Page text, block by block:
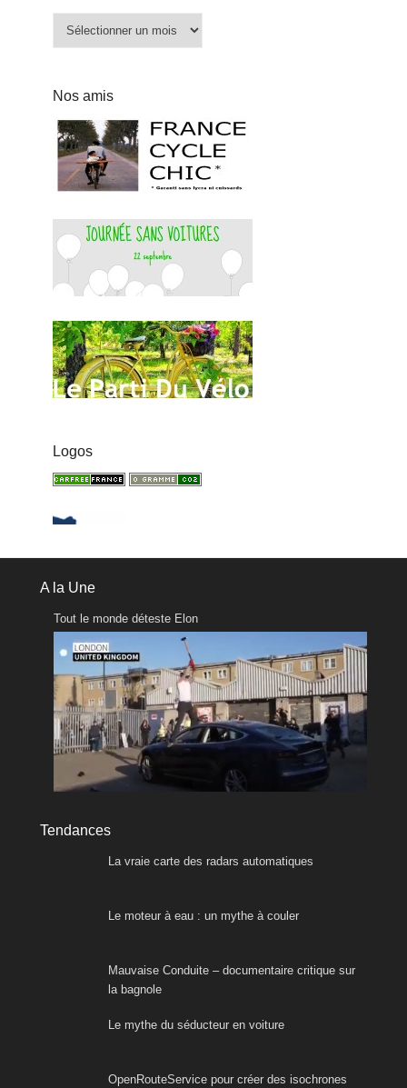
Nos amis
Logos
A la Une
Tout le monde déteste Elon
Tendances
La vraie carte des radars automatiques
Le moteur à eau : un mythe à couler
Mauvaise Conduite – documentaire critique sur
la bagnole
Le mythe du séducteur en voiture
OpenRouteService pour créer des isochrones